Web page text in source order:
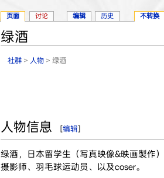
绿酒
社群 > 人物 > 绿酒
人物信息 [编辑]
绿酒，日本留学生（写真映像&映画製作
摄影师、羽毛球运动员、以及coser。
页面 讨论 编辑 历史 不转换